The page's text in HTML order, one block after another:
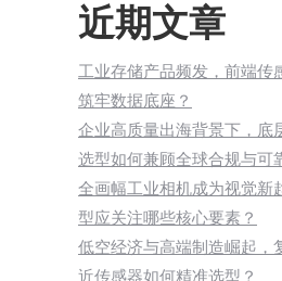
近期文章
工业存储产品频发，前端传
筑牢数据底座？
企业高质量出海背景下，底
选型如何兼顾全球合规与可
全画幅工业相机成为视觉新
型应关注哪些核心要素？
低空经济与高端制造崛起，
近传感器如何精准选型？